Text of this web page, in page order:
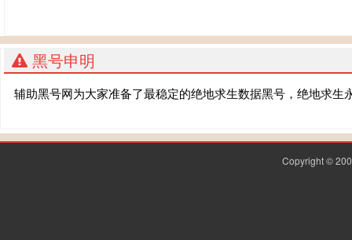
黑号申明
辅助黑号网为大家准备了最稳定的绝地求生数据黑号，绝地求
Copyright ©